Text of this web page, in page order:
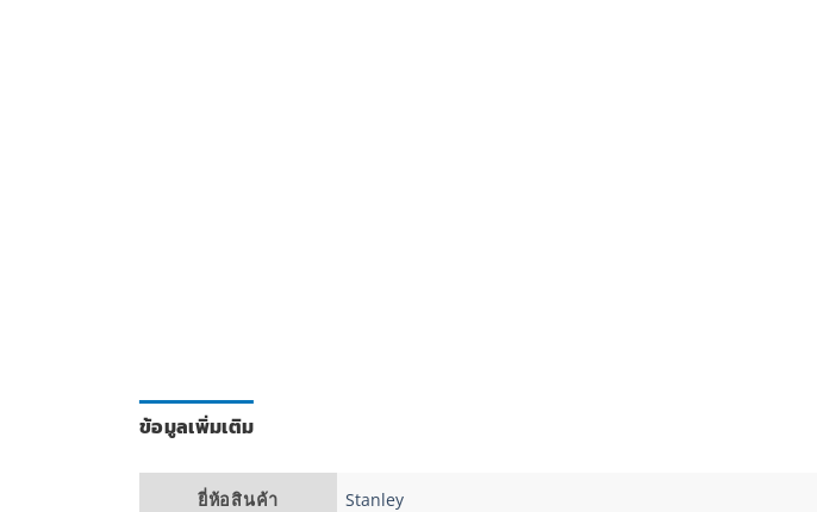
ข้อมูลเพิ่มเติม
ยี่ห้อสินค้า Stanley